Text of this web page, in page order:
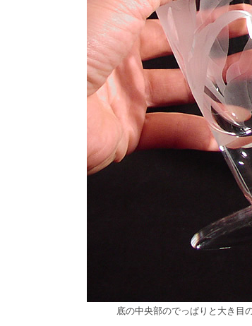
底の中央部のでっぱりと大き目